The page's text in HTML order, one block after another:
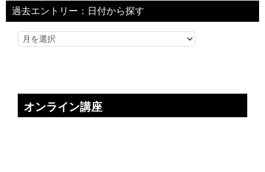
過去エントリー：日付から探す
オンライン講座